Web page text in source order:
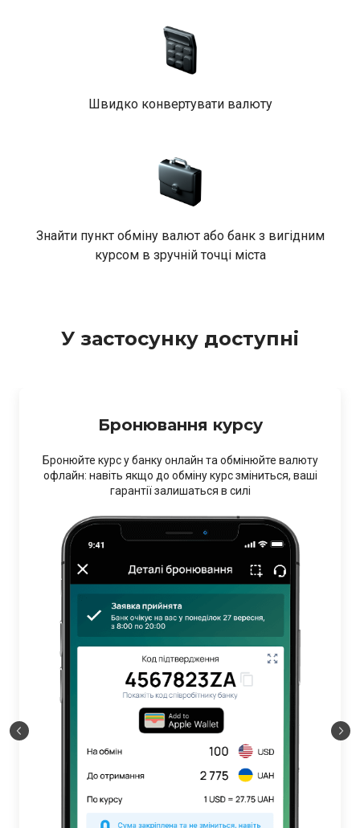
Швидко конвертувати валюту
Знайти пункт обміну валют або банк з вигідним
курсом в зручній точці міста
У застосунку доступні
Бронювання курсу
Бронюйте курс у банку онлайн та обмінюйте валюту
офлайн: навіть якщо до обміну курс зміниться, ваші
гарантії залишаться в силі